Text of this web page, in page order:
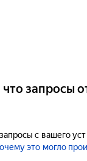
запросы
с вашего
это могло